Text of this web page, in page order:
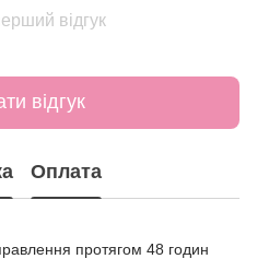
відгук
відгук
Оплата
протягом 48 годин